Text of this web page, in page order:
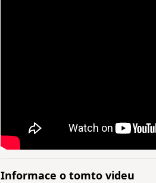
Informace o tomto videu